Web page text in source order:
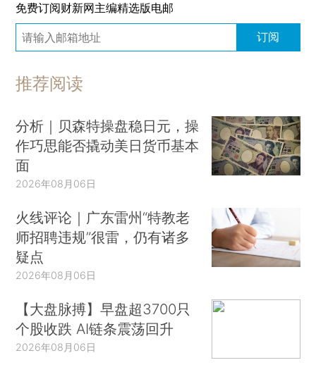
免费订阅财新网主编精选版电邮
订阅
推荐阅读
分析｜贝森特操盘稳日元，操
作巧思能否撬动美日货币基本
面
2026年08月06日
火线评论｜广东雷州“特教老
师招聘违规”很雷，仍有诸多
疑点
2026年08月06日
【大盘脉搏】早盘超3700只
个股收跌 AI链条震荡回升
2026年08月06日